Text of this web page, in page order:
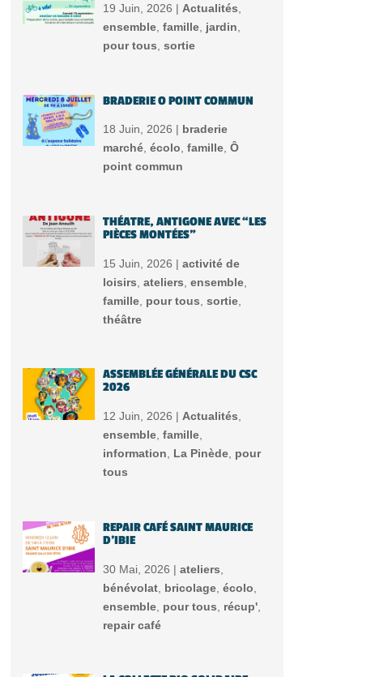
19 Juin, 2026 | Actualités
ensemble, famille, jardin
pour tous sortie
BRADERIE O POINT COMMUN
18 Juin, 2026 | braderie
marché, écolo famille, Ô
point commun
THÉATRE, ANTIGONE AVEC “LES
PIÈCES MONTÉES”
15 Juin, 2026 | activité de
loisirs ateliers ensemble,
famille, pour tous sortie,
théâtre
ASSEMBLÉE GÉNÉRALE DU CSC
2026
12 Juin, 2026 | Actualités
ensemble, famille,
information
La Pinède, pour
tous
REPAIR CAFÉ SAINT MAURICE
D’IBIE
30 Mai, 2026 | ateliers
bénévolat, bricolage, écolo
ensemble, pour tous récup',
repair café